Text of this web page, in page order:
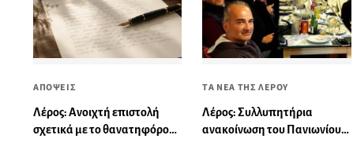
ΑΠΟΨΕΙΣ
Λέρος: Ανοιχτή επιστολή
σχετικά με το θανατηφόρο
ΤΑ ΝΕΑ ΤΗΣ ΛΕΡΟΥ
Λέρος: Συλλυπητήρια
ανακοίνωση του Πανιωνίου